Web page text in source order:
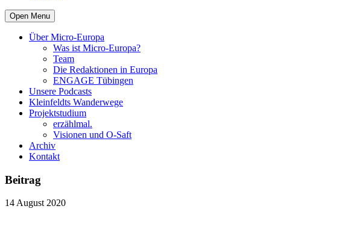
Open Menu
Über Micro-Europa
Was ist Micro-Europa?
Team
Die Redaktionen in Europa
ENGAGE Tübingen
Unsere Podcasts
Kleinfeldts Wanderwege
Projektstudium
erzählmal.
Visionen und O-Saft
Archiv
Kontakt
Beitrag
14August 2020